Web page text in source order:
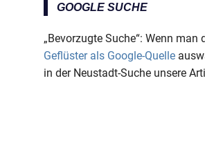
GOOGLE SUCHE
„Bevorzugte Suche“: Wenn man
Geflüster als Google-Quelle
in der Neustadt-Suche unsere